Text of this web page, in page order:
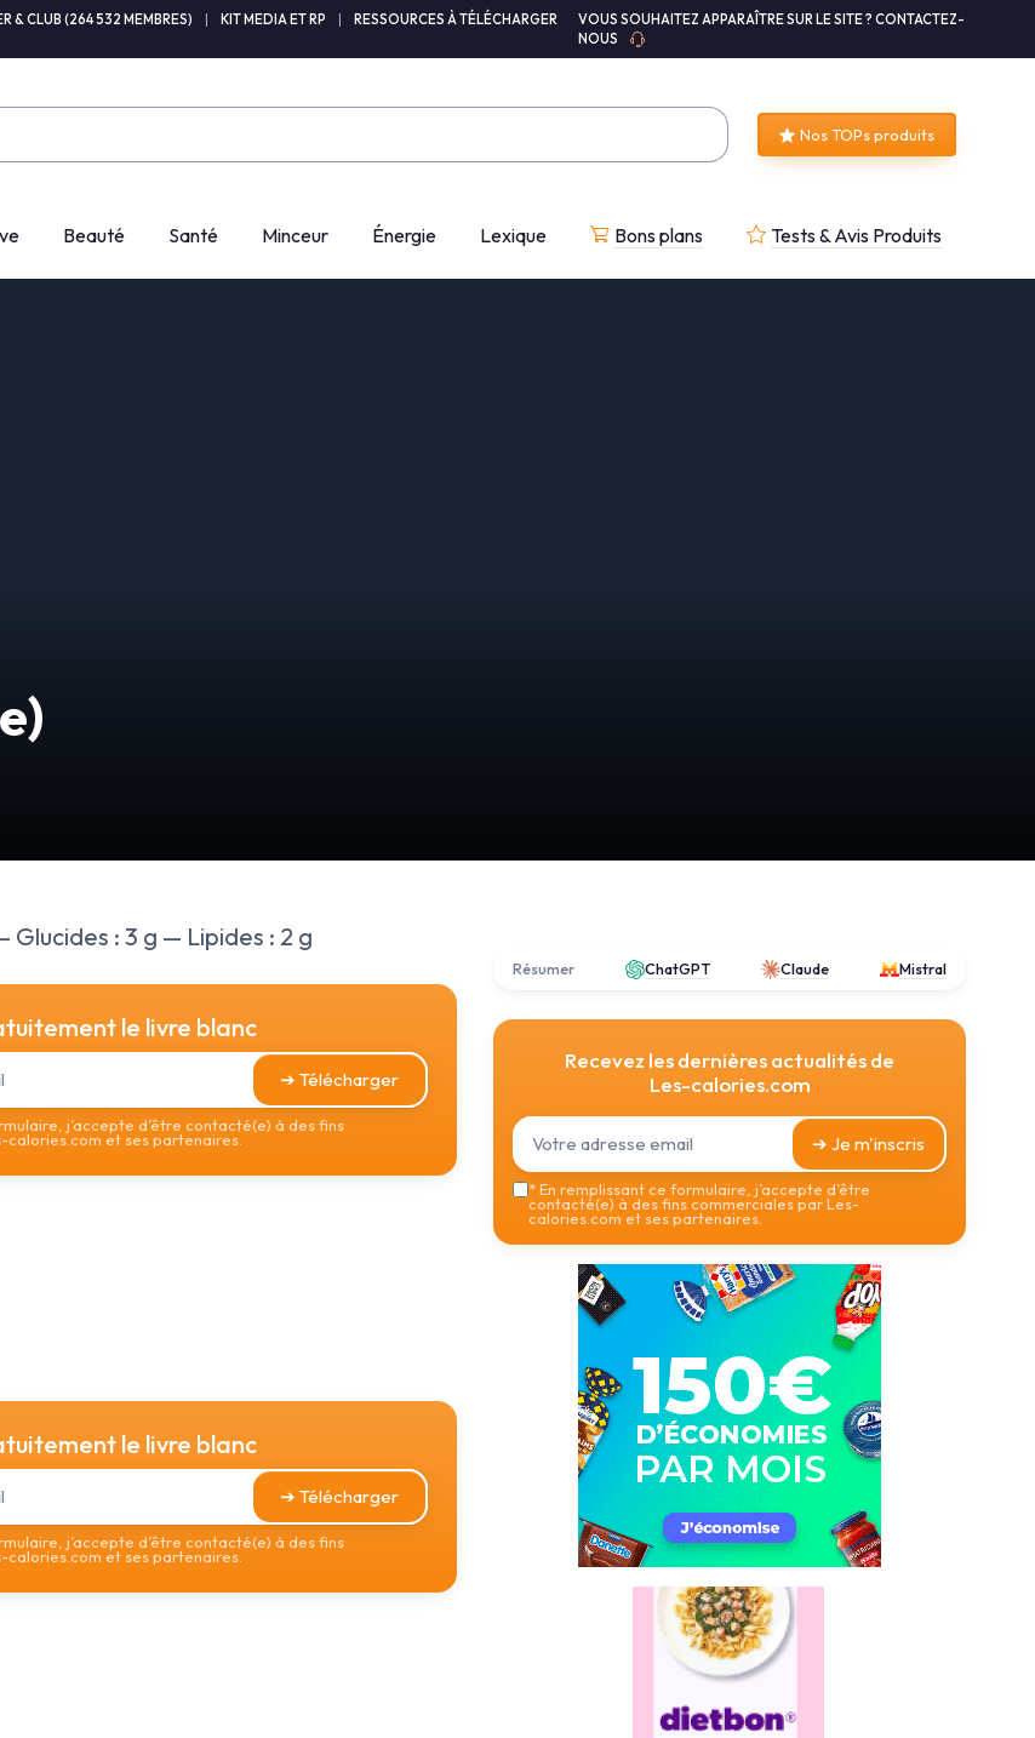
& CLUB (264 532 MEMBRES) KIT MEDIA ET RP
RESSOURCES À TÉLÉCHARGER
VOUS SOUHAITEZ APPARAÎTRE SUR LE SITE ? CONTACTEZ-
NOUS
Nos TOPs produits
Beauté Santé Minceur Énergie Lexique Bons plans Tests & Avis Produits
: 3 g — Lipides : 2 g
le livre blanc
➔ Télécharger
j’accepte d’être contacté(e) à des fins
calories.com et ses partenaires.
le livre blanc
➔ Télécharger
j’accepte d’être contacté(e) à des fins
calories.com et ses partenaires.
Résumer ChatGPT Claude Mistral
Recevez les dernières actualités de
Les-calories.com
➔ Je m'inscris
*En remplissant ce formulaire, j’accepte d’être
contacté(e) à des fins commerciales par Les-
calories.com et ses partenaires.